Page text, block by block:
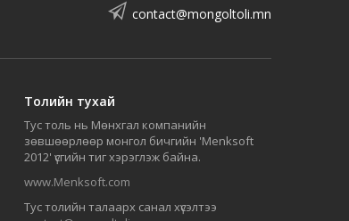
contact@mongoltoli.mn
Толийн тухай
Тус толь нь Мөнхгал компанийн
зөвшөөрлөөр монгол бичгийн 'Menksoft
2012' үсгийн тиг хэрэглэж байна.
www.Menksoft.com
Тус толийн талаарх санал хүсэлтээ